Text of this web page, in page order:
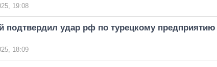
19:08
подтвердил удар рф по турецкому предприятию
18:09